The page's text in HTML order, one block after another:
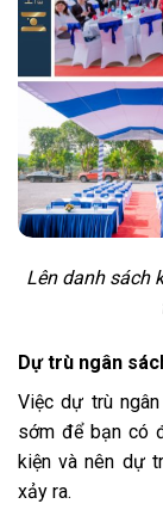
Lên danh sách
Dự trù ngân
Việc dự trù
sớm để bạn có
kiện và nên dự
xảy ra.